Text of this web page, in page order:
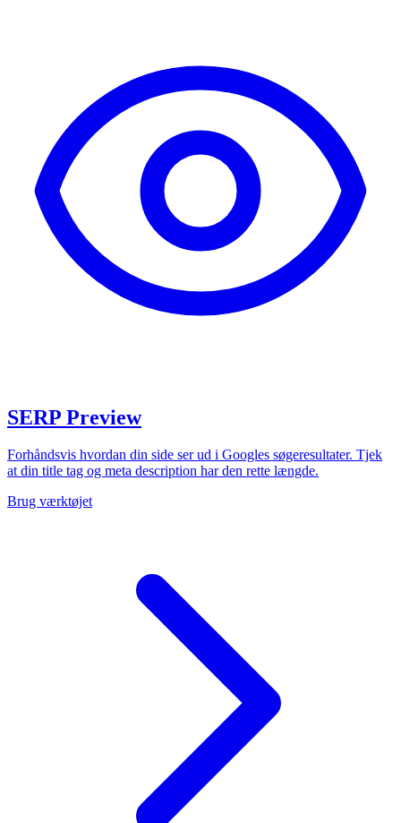
SERP Preview
Forhåndsvis hvordan din side ser ud i Googles søgeresultater. Tjek
at din title tag og meta description har den rette længde.
Brug værktøjet